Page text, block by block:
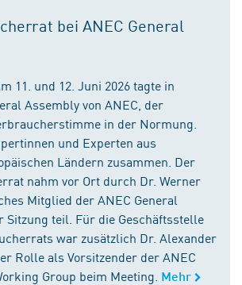
bei ANEC General
11. und 12. Juni 2026 tagte in
Assembly von ANEC, der
in der Normung.
und Experten aus
Ländern zusammen. Der
nahm vor Ort durch Dr. Werner
Mitglied der ANEC General
Sitzung teil. Für die Geschäftsstelle
war zusätzlich Dr. Alexander
Rolle als Vorsitzender der ANEC
Group beim Meeting. Mehr